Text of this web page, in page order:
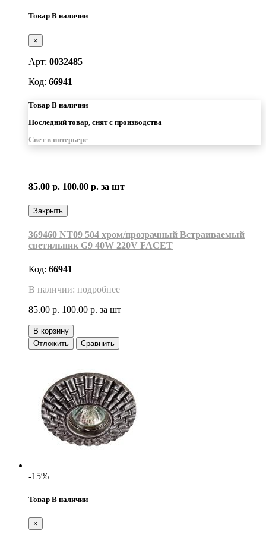
Товар В наличии
×
Арт: 0032485
Код: 66941
Товар В наличии
Последний товар, снят с производства
Свет в интерьере
85.00 р. 100.00 р. за шт
Закрыть
369460 NT09 504 хром/прозрачный Встраиваемый
светильник G9 40W 220V FACET
Код: 66941
В наличии: подробнее
85.00 р. 100.00 р. за шт
В корзину
Отложить
Сравнить
-15%
Товар В наличии
×